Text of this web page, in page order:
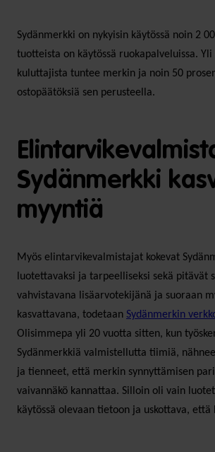
Sydänmerkki on nykyisin käytössä noin 2
tuotteista on käytössä ruokapalveluissa.
kuluttajista tuntee merkin ja noin 50
ostopäätöksiä sen perusteella.
Sydänmerkki
myyntiä
Myös elintarvikevalmistajat kokevat
luotettavaksi ja tarpeelliseksi sekä pitävät
vahvistavana lisäarvotekijänä ja suoraan
kasvattavana, todetaan Sydänmerkin
Olisimmepa yli 20 vuotta sitten, kun
Sydänmerkkiä valmistellutta tiimiä,
ja tienneet, että merkin synnyttämisen
vaivannäkö kannattaa. Silloin oli vain
käytössä olevaan tietoon ja uskottava, että